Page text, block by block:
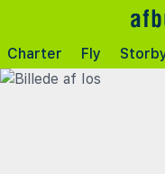
Charter Fly